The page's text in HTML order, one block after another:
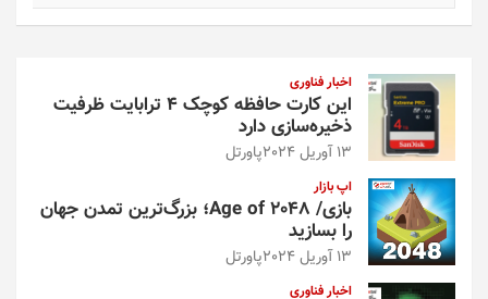
اخبار فناوری
این کارت حافظه کوچک ۴ ترابایت ظرفیت
ذخیره‌سازی دارد
13 آوریل 2024 پاورتل
اپ بازار
بازی/ Age of 2048؛ بزرگ‌ترین تمدن جهان
را بسازید
13 آوریل 2024 پاورتل
اخبار فناوری